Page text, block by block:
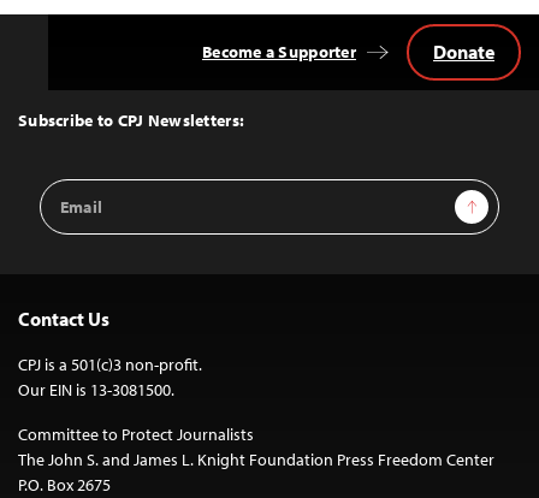
Top
Subscribe to CPJ Newsletters:
Email
Address
Sign Up
Become a Supporter Donate
Contact Us
CPJ is a 501(c)3 non-profit.
Our EIN is 13-3081500.
Committee to Protect Journalists
The John S. and James L. Knight Foundation Press Freedom Center
P.O. Box 2675